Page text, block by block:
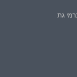
גת